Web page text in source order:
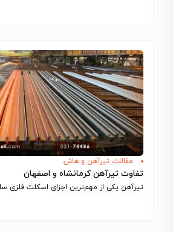
مقالات تیرآهن و هاش
تفاوت تیرآهن کرمانشاه و اصفهان